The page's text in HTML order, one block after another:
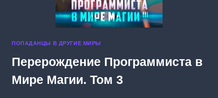
ПОПАДАНЦЫ В ДРУГИЕ МИРЫ
Перерождение Программиста в
Мире Магии. Том 3